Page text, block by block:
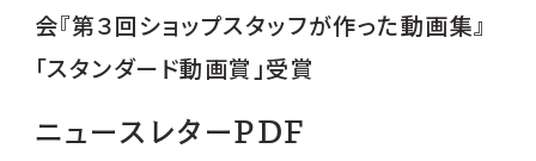
会『第３回ショップスタッフが作った動画集』
「スタンダード動画賞」受賞
ニュースレターPDF